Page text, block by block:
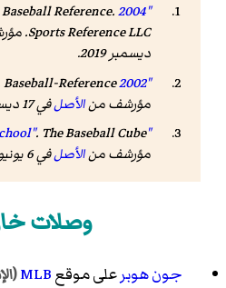
"2004 Lake Elsinore Storm"
Baseball Reference.
Sports Reference LLC. مؤرشف من
ديسمبر 2019
.
"2002 Fort Wayne Wizards"
Baseball-Reference
مؤرشف منالأصلفي 17 ديسمبر 2019
"North Fort Myers High School"
. The Baseball Cube
مؤرشف منالأصلفي 6 يونيو 2011
وصلات
جون هوبرعلى موقعMLB